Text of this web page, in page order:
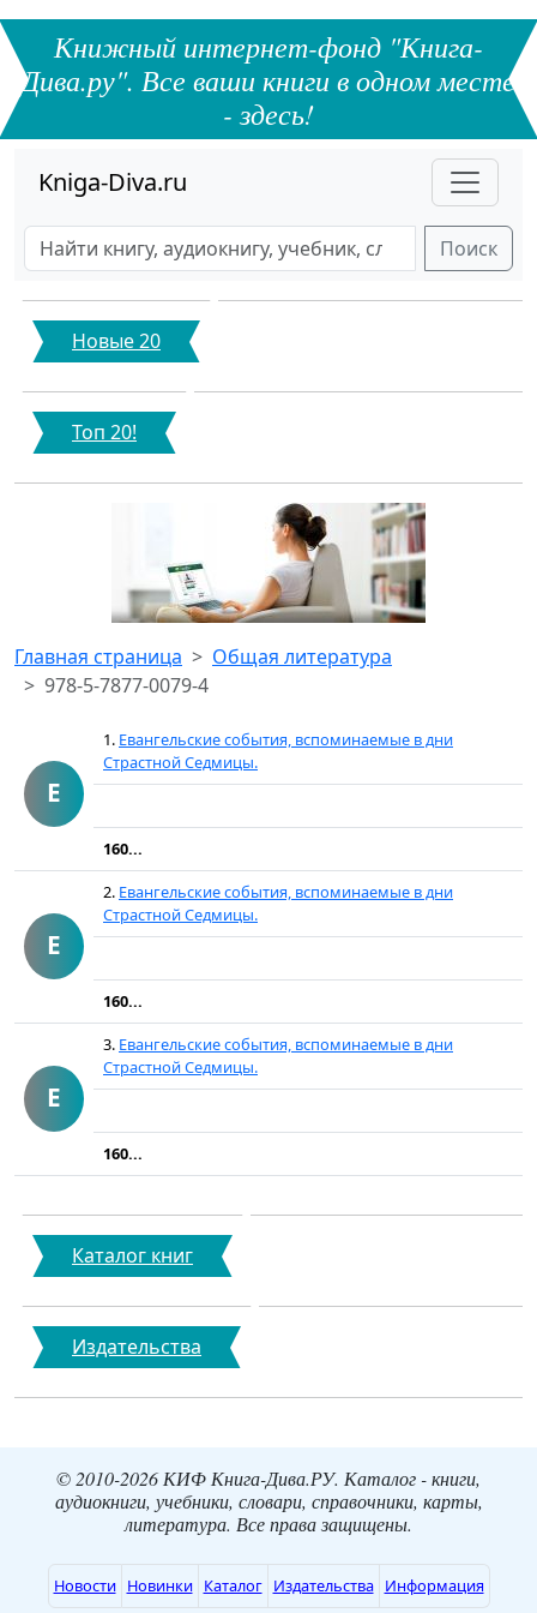
Книжный интернет-фонд "Книга-
Дива.ру". Все ваши книги в одном месте
- здесь!
Kniga-Diva.ru
Поиск
Новые 20
Топ 20!
Главная страница
Общая литература
978-5-7877-0079-4
Е
1. Евангельские события, вспоминаемые в дни
Страстной Седмицы.
160...
Е
2. Евангельские события, вспоминаемые в дни
Страстной Седмицы.
160...
Е
3. Евангельские события, вспоминаемые в дни
Страстной Седмицы.
160...
Каталог книг
Издательства
© 2010-2026 КИФ Книга-Дива.РУ. Каталог - книги,
аудиокниги, учебники, словари, справочники, карты,
литература. Все права защищены.
Новости Новинки Каталог Издательства Информация